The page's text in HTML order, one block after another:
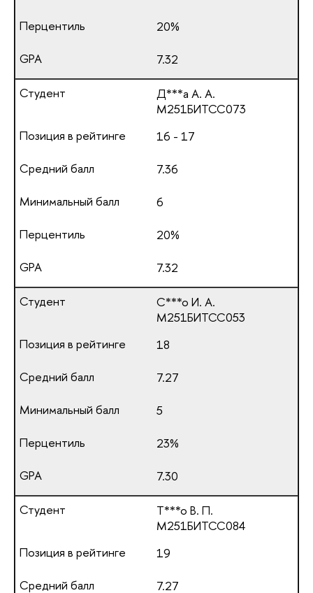
20%
7.32
Д***а А. А.
М251БИТСС073
16 - 17
7.36
6
20%
7.32
С***о И. А.
М251БИТСС053
18
7.27
5
23%
7.30
Т***о В. П.
М251БИТСС084
19
7.27